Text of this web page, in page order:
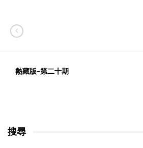
熱藏版–第二十期
搜尋